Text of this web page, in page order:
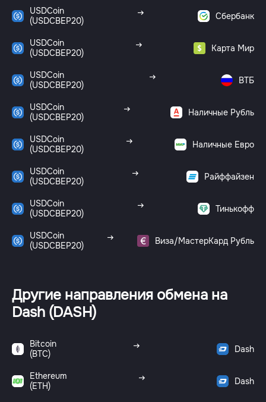
USDCoin
(USDCBEP20)
Сбербанк
USDCoin
(USDCBEP20)
Карта Мир
USDCoin
(USDCBEP20)
ВТБ
USDCoin
(USDCBEP20)
Наличные Рубль
USDCoin
(USDCBEP20)
Наличные Евро
USDCoin
(USDCBEP20)
Райффайзен
USDCoin
(USDCBEP20)
Тинькофф
USDCoin
(USDCBEP20)
Виза/МастерКард Рубль
Другие направления обмена на
Dash (DASH)
Bitcoin
(BTC)
Dash
Ethereum
(ETH)
Dash